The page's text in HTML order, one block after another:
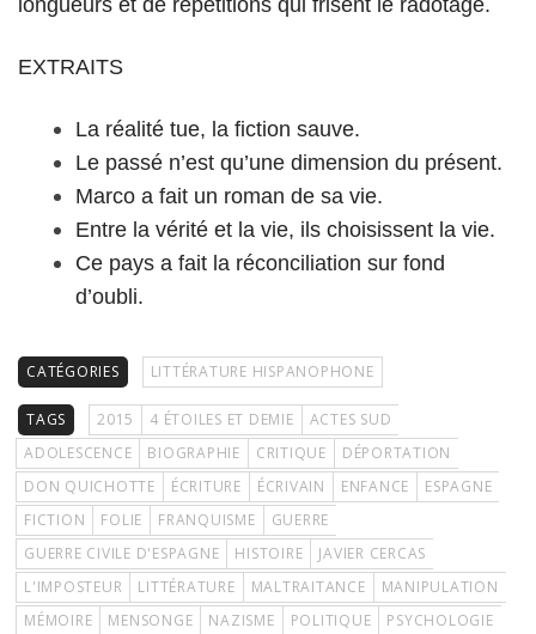
EXTRAITS
La réalité tue, la fiction sauve.
Le passé n’est qu’une dimension du présent.
Marco a fait un roman de sa vie.
Entre la vérité et la vie, ils choisissent la vie.
Ce pays a fait la réconciliation sur fond
d’oubli.
CATÉGORIES LITTÉRATURE HISPANOPHONE
TAGS 2015 4 ÉTOILES ET DEMIE
ACTES SUD
ADOLESCENCE
BIOGRAPHIE CRITIQUE
DÉPORTATION
DON QUICHOTTE
ÉCRITURE ÉCRIVAIN ENFANCE
ESPAGNE
FICTION
FOLIE FRANQUISME
GUERRE
GUERRE CIVILE D'ESPAGNE
HISTOIRE
JAVIER CERCAS
L'IMPOSTEUR
LITTÉRATURE MALTRAITANCE
MANIPULATION
MÉMOIRE
MENSONGE NAZISME POLITIQUE
PSYCHOLOGIE